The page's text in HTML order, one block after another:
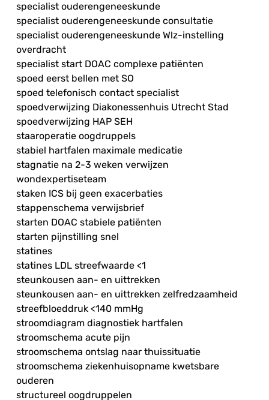
specialist ouderengeneeskunde
specialist ouderengeneeskunde consultatie
specialist ouderengeneeskunde Wlz-instelling
overdracht
specialist start DOAC complexe patiënten
spoed eerst bellen met SO
spoed telefonisch contact specialist
spoedverwijzing Diakonessenhuis Utrecht Stad
spoedverwijzing HAP SEH
staaroperatie oogdruppels
stabiel hartfalen maximale medicatie
stagnatie na 2-3 weken verwijzen
wondexpertiseteam
staken ICS bij geen exacerbaties
stappenschema verwijsbrief
starten DOAC stabiele patiënten
starten pijnstilling snel
statines
statines LDL streefwaarde <1
steunkousen aan- en uittrekken
steunkousen aan- en uittrekken zelfredzaamheid
streefbloeddruk <140 mmHg
stroomdiagram diagnostiek hartfalen
stroomschema acute pijn
stroomschema ontslag naar thuissituatie
stroomschema ziekenhuisopname kwetsbare
ouderen
structureel oogdruppelen